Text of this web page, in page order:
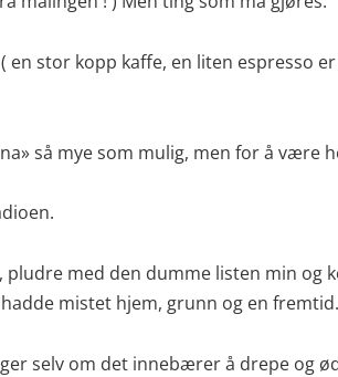
stor kopp kaffe, en liten espresso
så mye som mulig, men for å være
med den dumme listen min og
mistet hjem, grunn og en fremtid.
selv om det innebærer å drepe og